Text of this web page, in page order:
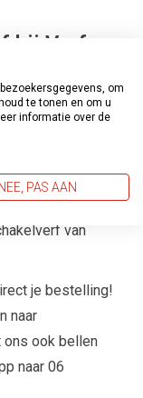
bij Verf en
en
van dit handige
ook duurzaam en
een efficiënte
van
je bestelling!
naar
ons ook bellen
naar 06
om
te tonen en om u
informatie over de
NEE, PAS AAN